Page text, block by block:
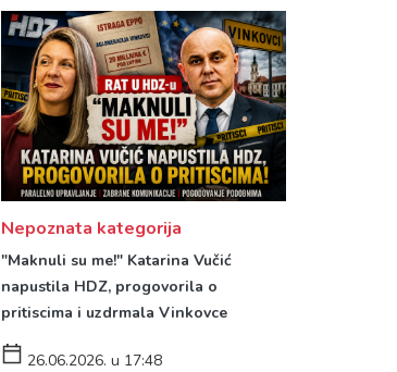
Nepoznata kategorija
"Maknuli su me!" Katarina Vučić
napustila HDZ, progovorila o
pritiscima i uzdrmala Vinkovce
26.06.2026. u 17:48